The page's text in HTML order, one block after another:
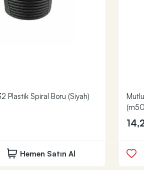
Plastik Spiral Boru (Siyah)
Hemen Satın Al